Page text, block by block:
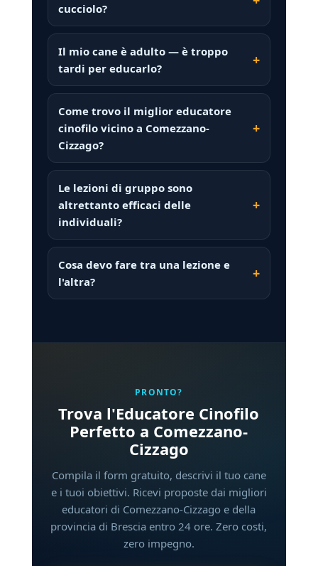
cucciolo?
Il mio cane è adulto — è troppo
tardi per educarlo?
Come trovo il miglior educatore
cinofilo vicino a Comezzano-
Cizzago?
Le lezioni di gruppo sono
altrettanto efficaci delle
individuali?
Cosa devo fare tra una lezione e
l'altra?
PRONTO?
Trova l'Educatore Cinofilo
Perfetto a Comezzano-
Cizzago
Compila il form gratuito, descrivi il tuo cane
e i tuoi obiettivi. Ricevi proposte dai migliori
educatori di Comezzano-Cizzago e della
provincia di Brescia entro 24 ore. Zero costi,
zero impegno.